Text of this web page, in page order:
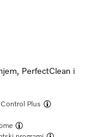
PerfectClean i
Plus